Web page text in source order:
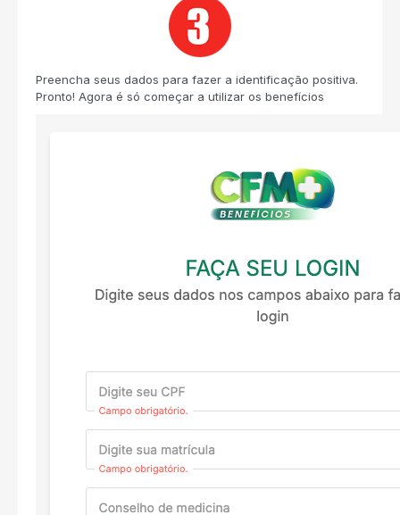
Preencha seus dados para fazer a identificação positiva.
Pronto! Agora é só começar a utilizar os benefícios